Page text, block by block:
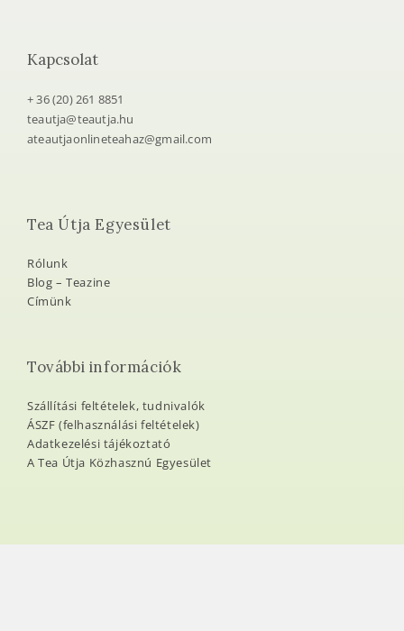
Kapcsolat
+ 36 (20) 261 8851
teautja@teautja.hu
ateautjaonlineteahaz@gmail.com
Tea Útja Egyesület
Rólunk
Blog – Teazine
Címünk
További információk
Szállítási feltételek, tudnivalók
ÁSZF (felhasználási feltételek)
Adatkezelési tájékoztató
A Tea Útja Közhasznú Egyesület